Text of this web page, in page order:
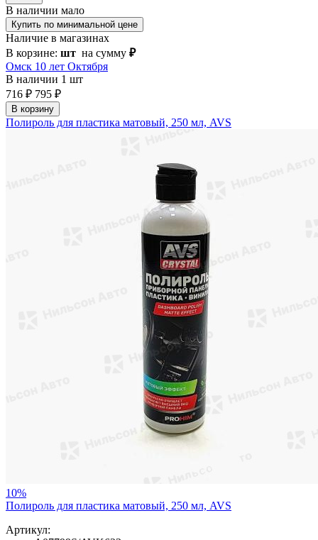
В наличии мало
Купить по минимальной цене
Наличие в магазинах
В корзине: шт на сумму ₽
Омск 10 лет Октября
В наличии 1 шт
716 ₽ 795 ₽
В корзину
Полироль для пластика матовый, 250 мл, AVS
10%
Полироль для пластика матовый, 250 мл, AVS
Артикул: